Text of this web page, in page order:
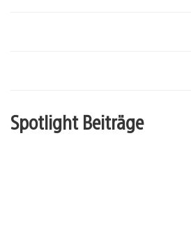
Spotlight Beiträge